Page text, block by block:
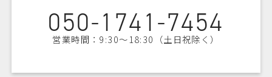
050-1741-7454
営業時間：9:30〜18:30（土日祝除く）